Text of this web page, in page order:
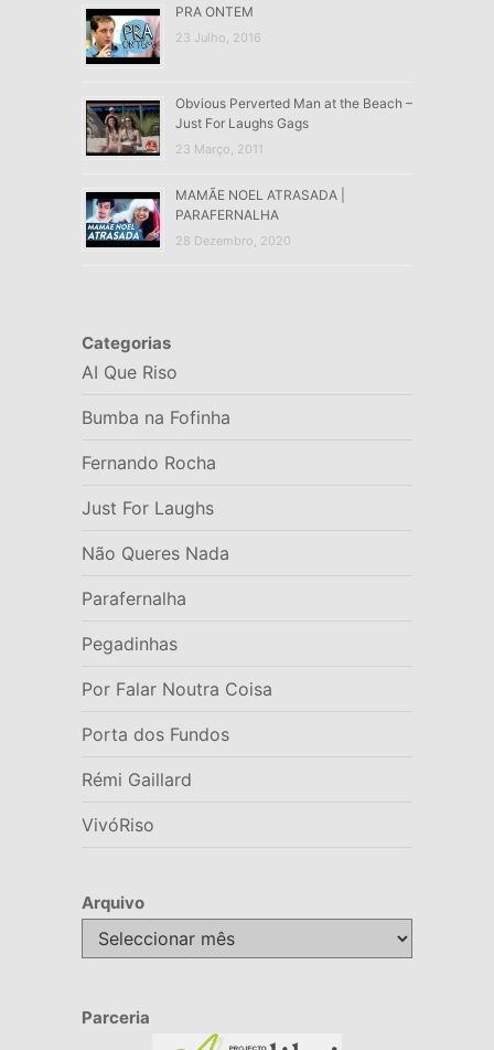
PRA ONTEM
23 Julho, 2016
Obvious Perverted Man at the Beach –
Just For Laughs Gags
23 Março, 2011
MAMÃE NOEL ATRASADA |
PARAFERNALHA
28 Dezembro, 2020
Categorias
AI Que Riso
Bumba na Fofinha
Fernando Rocha
Just For Laughs
Não Queres Nada
Parafernalha
Pegadinhas
Por Falar Noutra Coisa
Porta dos Fundos
Rémi Gaillard
VivóRiso
Arquivo
Arquivo
Parceria